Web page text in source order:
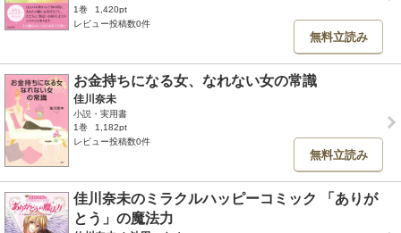
1巻
1,420pt
レビュー投稿数0件
無料立読み
お金持ちになる女、なれない女の常識
佳川奈未
小説・実用書
1巻
1,182pt
レビュー投稿数0件
無料立読み
佳川奈未のミラクルハッピーコミック 「ありが
とう」の魔法力